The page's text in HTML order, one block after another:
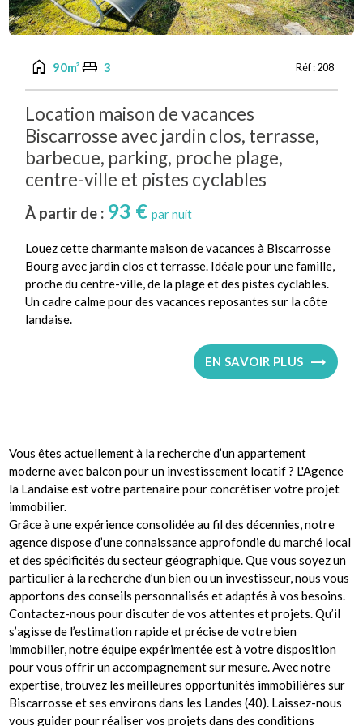
home 90m²king_bed 3 Réf :208
Location maison de vacances
Biscarrosse avec jardin clos, terrasse,
barbecue, parking, proche plage,
centre-ville et pistes cyclables
À partir de : 93 €par nuit
Louez cette charmante maison de vacances à Biscarrosse
Bourg avec jardin clos et terrasse. Idéale pour une famille,
proche du centre-ville, de la plage et des pistes cyclables.
Un cadre calme pour des vacances reposantes sur la côte
landaise.
EN SAVOIR PLUS
Vous êtes actuellement à la recherche d’un appartement
moderne avec balcon pour un investissement locatif ? L'Agence
la Landaise est votre partenaire pour concrétiser votre projet
immobilier.
Grâce à une expérience consolidée au fil des décennies, notre
agence dispose d’une connaissance approfondie du marché local
et des spécificités du secteur géographique. Que vous soyez un
particulier à la recherche d’un bien ou un investisseur, nous vous
apportons des conseils personnalisés et adaptés à vos besoins.
Contactez-nous pour discuter de vos attentes et projets. Qu’il
s’agisse de l’estimation rapide et précise de votre bien
immobilier, notre équipe expérimentée est à votre disposition
pour vous offrir un accompagnement sur mesure. Avec notre
expertise, trouvez les meilleures opportunités immobilières sur
Biscarrosse et ses environs dans les Landes (40). Laissez-nous
vous guider pour réaliser vos projets dans des conditions